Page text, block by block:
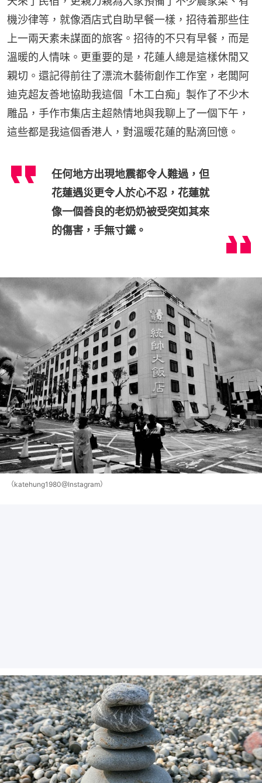
機沙律等，就像酒店式自助早餐一樣，招待着那些住
上一兩天素未謀面的旅客。招待的不只有早餐，而是
溫暖的人情味。更重要的是，花蓮人總是這樣休閒又
親切。還記得前往了漂流木藝術創作工作室，老闆阿
迪克超友善地協助我這個「木工白痴」製作了不少木
雕品，手作市集店主超熱情地與我聊上了一個下午，
這些都是我這個香港人，對溫暖花蓮的點滴回憶。
任何地方出現地震都令人難過，但
花蓮遇災更令人於心不忍，花蓮就
像一個善良的老奶奶被受突如其來
的傷害，手無寸鐵。
（katehung1980@Instagram）